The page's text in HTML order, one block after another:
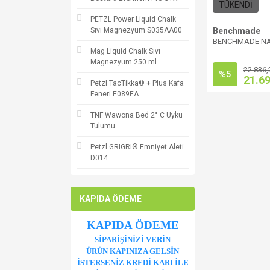
PETZL Power Liquid Chalk
Sıvı Magnezyum S035AA00
Mag Liquid Chalk Sıvı
Magnezyum 250 ml
Petzl TacTikka® + Plus Kafa
Feneri E089EA
TNF Wawona Bed 2° C Uyku
Tulumu
Petzl GRIGRI® Emniyet Aleti
D014
KAPIDA ÖDEME
KAPIDA ÖDEME
SİPARİŞİNİZİ VERİN
ÜRÜN KAPINIZA GELSİN
İSTERSENİZ KREDİ KARI İLE
TÜKENDİ
Benchmade
BENCHMADE
%5